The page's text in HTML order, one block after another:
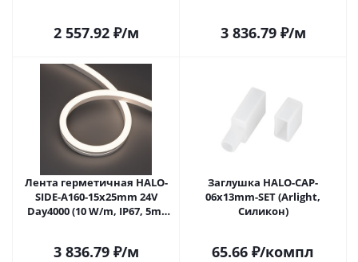
2 557.92₽/м 3 836.79₽/м
Лента герметичная HALO-
SIDE-A160-15x25mm 24V
Day4000 (10 W/m, IP67, 5m,
3 836.79₽/м
Заглушка HALO-CAP-
06x13mm-SET (Arlight,
Силикон)
65.66 ₽/компл